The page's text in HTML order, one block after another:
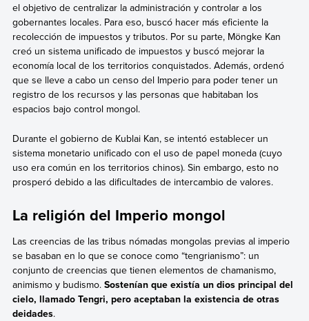
el objetivo de centralizar la administración y controlar a los
gobernantes locales. Para eso, buscó hacer más eficiente la
recolección de impuestos y tributos. Por su parte, Möngke Kan
creó un sistema unificado de impuestos y buscó mejorar la
economía local de los territorios conquistados. Además, ordenó
que se lleve a cabo un censo del Imperio para poder tener un
registro de los recursos y las personas que habitaban los
espacios bajo control mongol.
Durante el gobierno de Kublai Kan, se intentó establecer un
sistema monetario unificado con el uso de papel moneda (cuyo
uso era común en los territorios chinos). Sin embargo, esto no
prosperó debido a las dificultades de intercambio de valores.
La religión del Imperio mongol
Las creencias de las tribus nómadas mongolas previas al imperio
se basaban en lo que se conoce como “tengrianismo”: un
conjunto de creencias que tienen elementos de chamanismo,
animismo y budismo.Sostenían que existía un dios principal del
cielo, llamado Tengri, pero aceptaban la existencia de otras
deidades.